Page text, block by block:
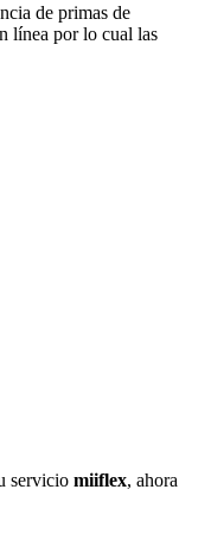
de primas de
línea por lo cual las
servicio miiflex, ahora